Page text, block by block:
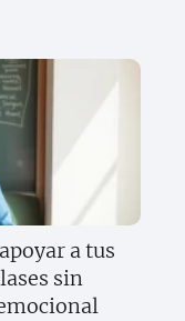
a tus
sin